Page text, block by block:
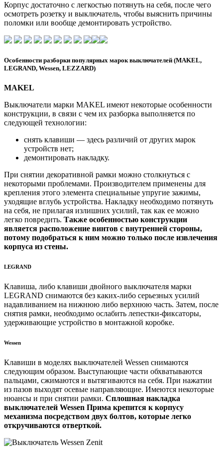
Корпус достаточно с легкостью потянуть на себя, после чего
осмотреть розетку и выключатель, чтобы выяснить причины
поломки или вообще демонтировать устройство.
Особенности разборки популярных марок выключателей (MAKEL,
LEGRAND, Wessen, LEZZARD)
MAKEL
Выключатели марки MAKEL имеют некоторые особенности
конструкции, в связи с чем их разборка выполняется по
следующей технологии:
снять клавиши — здесь различий от других марок
устройств нет;
демонтировать накладку.
При снятии декоративной рамки можно столкнуться с
некоторыми проблемами. Производителем применены для
крепления этого элемента специальные упругие зажимы,
уходящие вглубь устройства. Накладку необходимо потянуть
на себя, не прилагая излишних усилий, так как ее можно
легко повредить. Также особенностью конструкции
является расположение винтов с внутренней стороны,
потому подобраться к ним можно только после извлечения
корпуса из стены.
LEGRAND
Клавиша, либо клавиши двойного выключателя марки
LEGRAND снимаются без каких-либо серьезных усилий
надавливанием на нижнюю либо верхнюю часть. Затем, после
снятия рамки, необходимо ослабить лепестки-фиксаторы,
удерживающие устройство в монтажной коробке.
Wessen
Клавиши в моделях выключателей Wessen снимаются
следующим образом. Выступающие части обхватываются
пальцами, сжимаются и вытягиваются на себя. При нажатии
из пазов выходят осевые направляющие. Имеются некоторые
нюансы и при снятии рамки. Сплошная накладка
выключателей Wessen Прима крепится к корпусу
механизма посредством двух болтов, которые легко
откручиваются отверткой.